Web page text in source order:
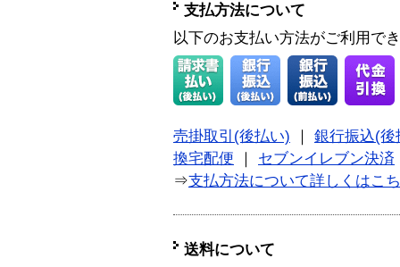
支払方法について
以下のお支払い方法がご利用で
売掛取引(後払い) ｜ 銀行振込(後
換宅配便 ｜ セブンイレブン決済
⇒支払方法について詳しくはこ
送料について